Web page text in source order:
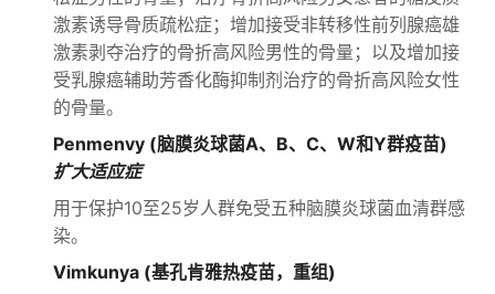
激素诱导骨质疏松症；增加接受非转移性前列腺癌雄
激素剥夺治疗的骨折高风险男性的骨量；以及增加接
受乳腺癌辅助芳香化酶抑制剂治疗的骨折高风险女性
的骨量。
Penmenvy (脑膜炎球菌A、B、C、W和Y群疫苗)
扩大适应症
用于保护10至25岁人群免受五种脑膜炎球菌血清群感
染。
Vimkunya (基孔肯雅热疫苗，重组)